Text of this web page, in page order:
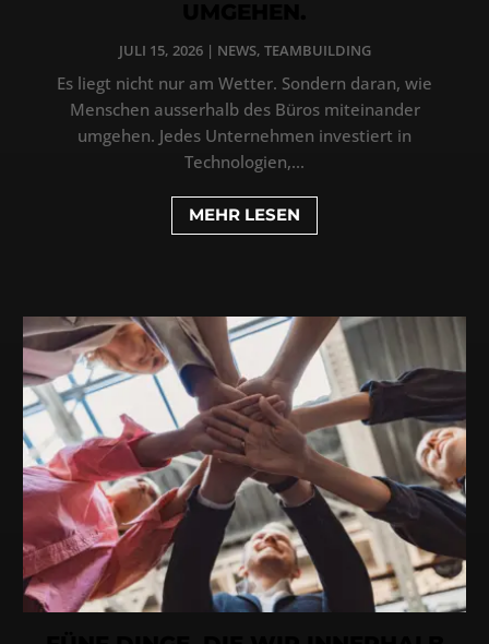
JULI 15, 2026| NEWS, TEAMBUILDING
Es liegt nicht nur am Wetter. Sondern daran, wie
Menschen ausserhalb des Büros miteinander
umgehen. Jedes Unternehmen investiert in
Technologien,...
MEHR LESEN